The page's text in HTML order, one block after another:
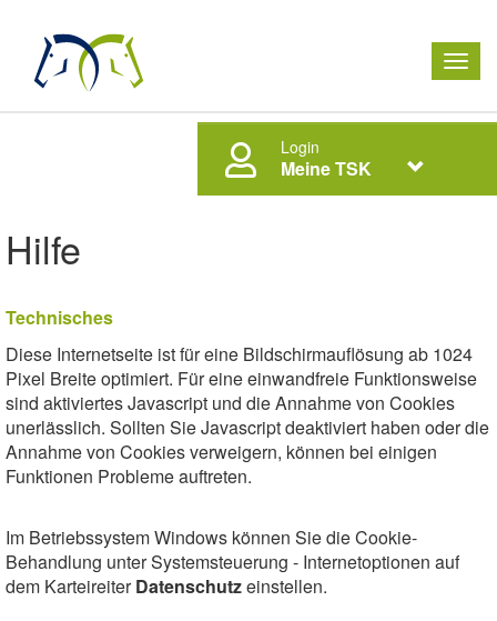
Login
Meine TSK
Hilfe
Technisches
Diese Internetseite ist für eine Bildschirmauflösung ab 1024
Pixel Breite optimiert. Für eine einwandfreie Funktionsweise
sind aktiviertes Javascript und die Annahme von Cookies
unerlässlich. Sollten Sie Javascript deaktiviert haben oder die
Annahme von Cookies verweigern, können bei einigen
Funktionen Probleme auftreten.
Im Betriebssystem Windows können Sie die Cookie-
Behandlung unter Systemsteuerung - Internetoptionen auf
dem KarteireiterDatenschutzeinstellen.